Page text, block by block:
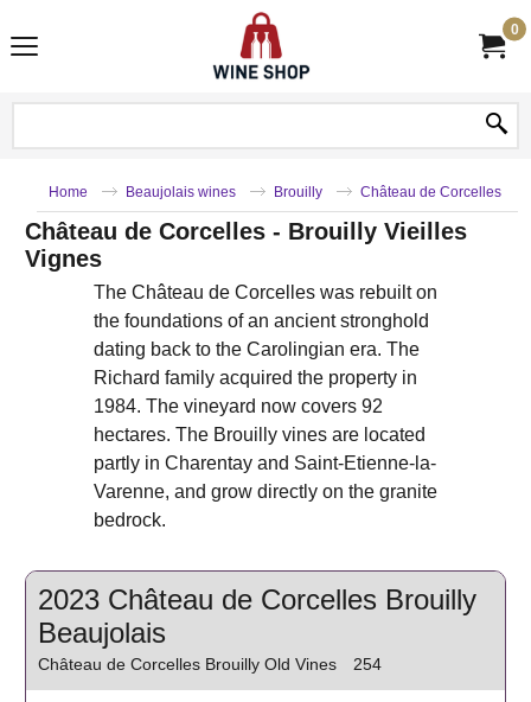
0
Home Beaujolais wines Brouilly Château de Corcelles
Château de Corcelles - Brouilly Vieilles
Vignes
The Château de Corcelles was rebuilt on
the foundations of an ancient stronghold
dating back to the Carolingian era. The
Richard family acquired the property in
1984. The vineyard now covers 92
hectares. The Brouilly vines are located
partly in Charentay and Saint-Etienne-la-
Varenne, and grow directly on the granite
bedrock.
2023 Château de Corcelles Brouilly
Beaujolais
Château de Corcelles Brouilly Old Vines 254